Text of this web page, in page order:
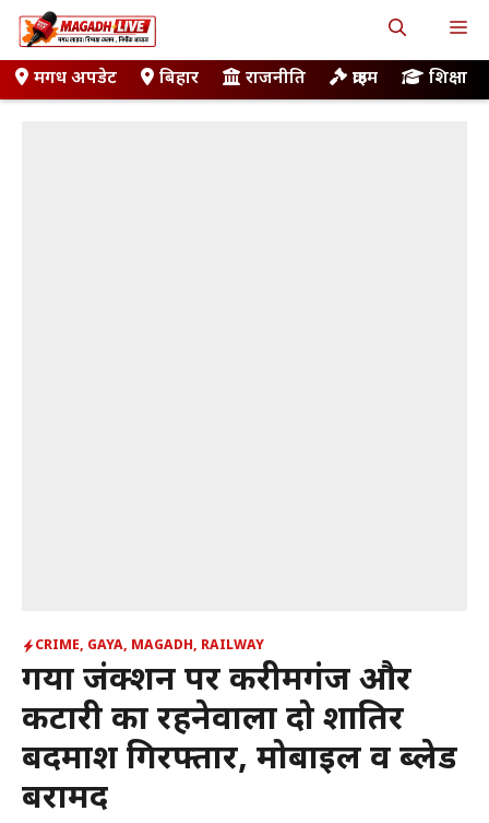
Skip
to
contentमगध अपडेट बिहार राजनीति क्राइम शिक्षा
CRIME, GAYA, MAGADH, RAILWAY
गया जंक्शन पर करीमगंज और
कटारी का रहनेवाला दो शातिर
बदमाश गिरफ्तार, मोबाइल व ब्लेड
बरामद